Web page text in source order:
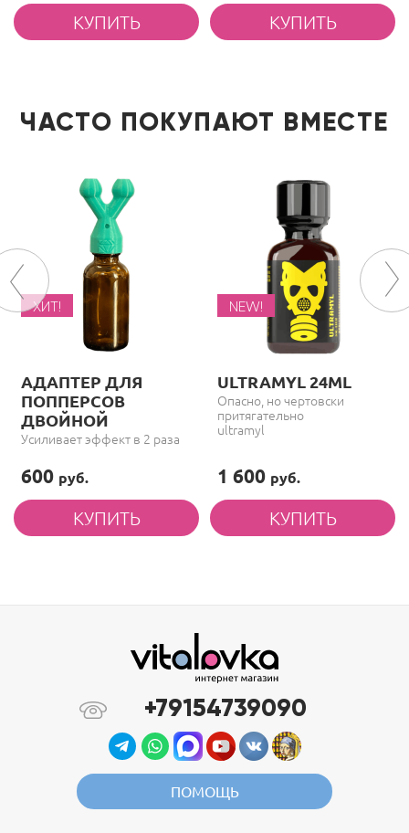
ЧАСТО ПОКУПАЮТ ВМЕСТЕ
ХИТ!
АДАПТЕР ДЛЯ
ПОППЕРСОВ
ДВОЙНОЙ
Усиливает эффект в 2 раза
600 руб.
NEW!
ULTRAMYL 24ML
Опасно, но чертовски
притягательно
ultramyl
1 600 руб.
+79154739090
ПОМОЩЬ